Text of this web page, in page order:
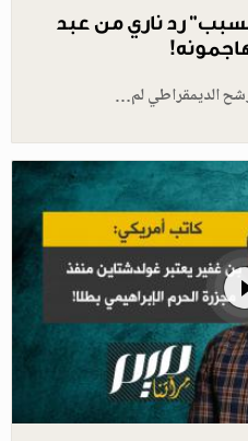
رد ناري من عبد
الديمقراطي لم…